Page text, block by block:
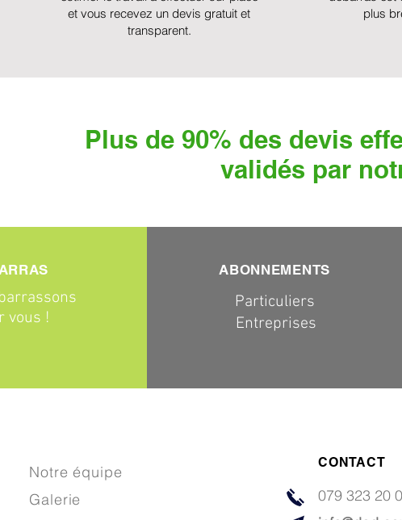
et vous recevez un devis gratuit et
transparent.
plus
Plus de 90% des devis
validés par
vous !
ABONNEMENTS
Particuliers
Entreprises
Notre équipe
Galerie
CONTACT
079 323 20